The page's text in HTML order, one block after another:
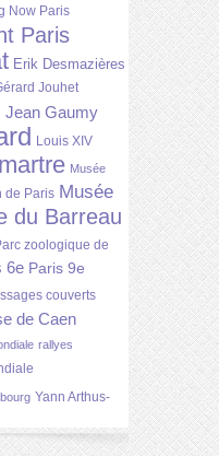
Now Paris
Paris
Erik Desmazières
Jouhet
Jean Gaumy
Louis XIV
Musée
de Paris Musée
du Barreau
zoologique de
6e Paris 9e
couverts
de Caen
rallyes
Yann Arthus-